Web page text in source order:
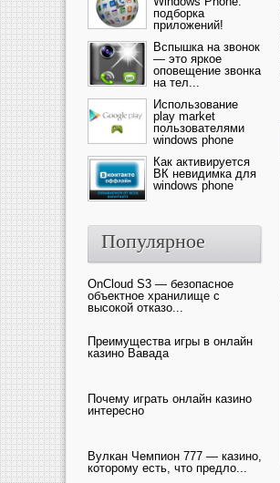
подборка
приложений!
Вспышка на звонок
— это яркое
оповещение звонка
на тел...
Использование
play market
пользователями
windows phone
Как активируется
ВК невидимка для
windows phone
Популярное
OnCloud S3 — безопасное
объектное хранилище с
высокой отказо...
Преимущества игры в онлайн
казино Вавада
Почему играть онлайн казино
интересно
Вулкан Чемпион 777 — казино,
которому есть, что предло...